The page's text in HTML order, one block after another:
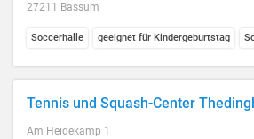
27211 Bassum
Soccerhalle geeignet für Kindergeburtstag
Tennis und Squash-Center
Am Heidekamp 1